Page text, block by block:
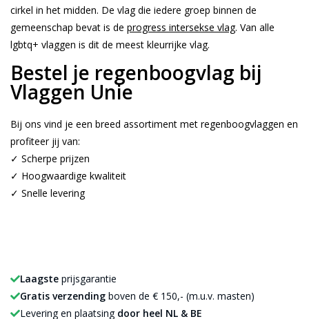
cirkel in het midden. De vlag die iedere groep binnen de
gemeenschap bevat is de progress intersekse vlag. Van alle
lgbtq+ vlaggen is dit de meest kleurrijke vlag.
Bestel je regenboogvlag bij
Vlaggen Unie
Bij ons vind je een breed assortiment met regenboogvlaggen en
profiteer jij van:
✓ Scherpe prijzen
✓ Hoogwaardige kwaliteit
✓ Snelle levering
Laagste prijsgarantie
Gratis verzending boven de € 150,- (m.u.v. masten)
Levering en plaatsing door heel NL & BE